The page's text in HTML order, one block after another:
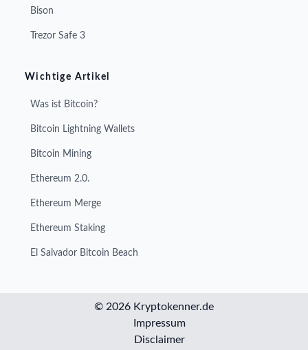
Bison
Trezor Safe 3
Wichtige Artikel
Was ist Bitcoin?
Bitcoin Lightning Wallets
Bitcoin Mining
Ethereum 2.0.
Ethereum Merge
Ethereum Staking
El Salvador Bitcoin Beach
© 2026 Kryptokenner.de
Impressum
Disclaimer